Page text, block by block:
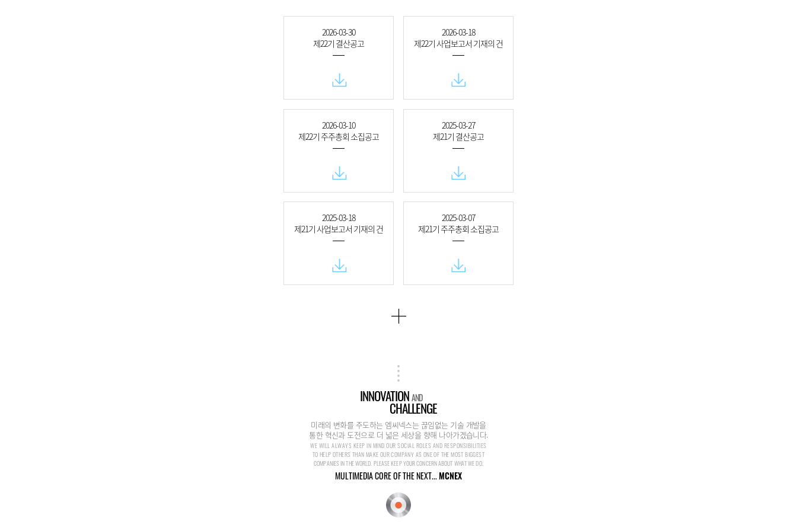
2026-03-30
제22기 결산공고
2026-03-18
제22기 사업보고서 기재의 건
2026-03-10
제22기 주주총회 소집공고
2025-03-27
제21기 결산공고
2025-03-18
제21기 사업보고서 기재의 건
2025-03-07
제21기 주주총회 소집공고
INNOVATIONAND
CHALLENGE
미래의 변화를 주도하는 엠씨넥스는 끊임없는 기술 개발을
통한 혁신과 도전으로 더 넓은 세상을 향해 나아가겠습니다.
WE WILL ALWAYS KEEP IN MIND OUR SOCIAL ROLES AND RESPONSIBILITIES
TO HELP OTHERS THAN MAKE OUR COMPANY AS ONE OF THE MOST BIGGEST
COMPANIES IN THE WORLD. PLEASE KEEP YOUR CONCERN ABOUT WHAT WE DO.
MULTIMEDIA CORE OF THE NEXT...MCNEX